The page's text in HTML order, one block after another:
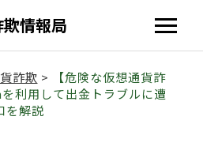
情報局
詐欺 >
【危険な仮想通貨詐
用して出金トラブルに遭
を解説